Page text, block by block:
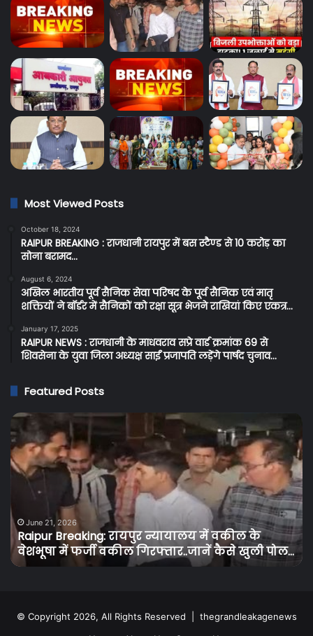
Most Viewed Posts
October 18, 2024
RAIPUR BREAKING : राजधानी रायपुर में बस स्टैण्ड से 10 करोड़ का
सोना बरामद…
August 6, 2024
अखिल भारतीय पूर्व सैनिक सेवा परिषद के पूर्व सैनिक एवं मातृ
शक्तियों ने बॉर्डर में सैनिकों को रक्षा सूत्र भेजने राखियां किए एकत्र…
January 17, 2025
RAIPUR NEWS : राजधानी के माधवराव सप्रे वार्ड क्रमांक 69 से
शिवसेना के युवा जिला अध्यक्ष साईं प्रजापति लड़ेंगे पार्षद चुनाव…
Featured Posts
Raipur
Breaking:
रायपुर
न्यायालय
के
वेशभूषा
फर्जी
वकील
June 21, 2026
Raipur Breaking: रायपुर न्यायालय में वकील के
वेशभूषा में फर्जी वकील गिरफ्तार..जानें कैसे खुली पोल…
के
को
© Copyright 2026, All Rights Reserved | thegrandleakagenews